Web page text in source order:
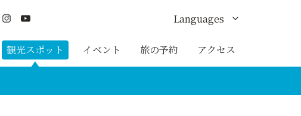
観光スポット イベント 旅の予約 アクセス
Languages
English